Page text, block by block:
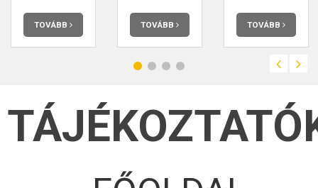
TOVÁBB TOVÁBB TOVÁBB